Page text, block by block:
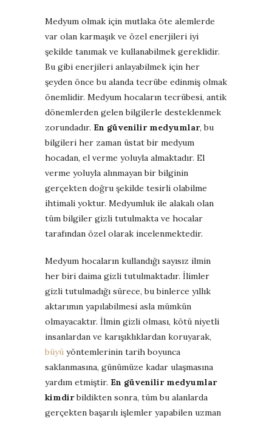
Medyum olmak için mutlaka öte alemlerde
var olan karmaşık ve özel enerjileri iyi
şekilde tanımak ve kullanabilmek gereklidir.
Bu gibi enerjileri anlayabilmek için her
şeyden önce bu alanda tecrübe edinmiş olmak
önemlidir. Medyum hocaların tecrübesi, antik
dönemlerden gelen bilgilerle desteklenmek
zorundadır. En güvenilir medyumlar, bu
bilgileri her zaman üstat bir medyum
hocadan, el verme yoluyla almaktadır. El
verme yoluyla alınmayan bir bilginin
gerçekten doğru şekilde tesirli olabilme
ihtimali yoktur. Medyumluk ile alakalı olan
tüm bilgiler gizli tutulmakta ve hocalar
tarafından özel olarak incelenmektedir.
Medyum hocaların kullandığı sayısız ilmin
her biri daima gizli tutulmaktadır. İlimler
gizli tutulmadığı sürece, bu binlerce yıllık
aktarımın yapılabilmesi asla mümkün
olmayacaktır. İlmin gizli olması, kötü niyetli
insanlardan ve karışıklıklardan koruyarak,
büyü yöntemlerinin tarih boyunca
saklanmasına, günümüze kadar ulaşmasına
yardım etmiştir. En güvenilir medyumlar
kimdirbildikten sonra, tüm bu alanlarda
gerçekten başarılı işlemler yapabilen uzman